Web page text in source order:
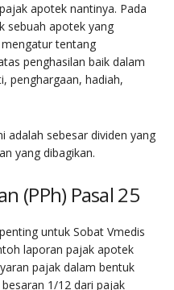
apotek nantinya. Pada
sebuah apotek yang
tentang
penghasilan baik dalam
penghargaan, hadiah,
adalah sebesar dividen yang
yang dibagikan.
(PPh) Pasal 25
untuk Sobat Vmedis
laporan pajak apotek
pajak dalam bentuk
1/12 dari pajak